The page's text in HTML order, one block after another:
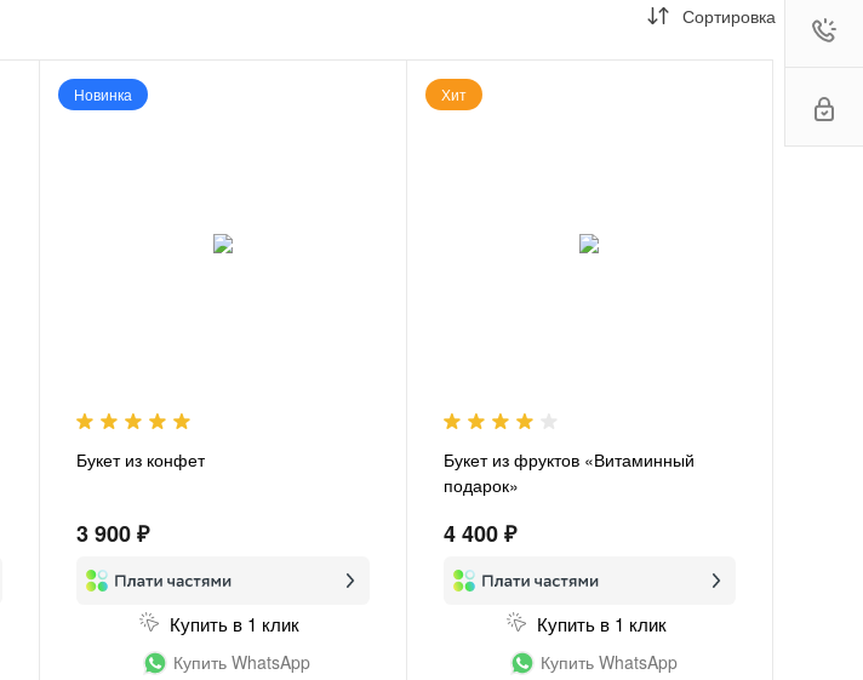
Сортировка
Новинка
Букет из конфет
3 900 ₽
Купить в 1 клик
Купить WhatsApp
Хит
Букет из фруктов «Витаминный
подарок»
4 400 ₽
Купить в 1 клик
Купить WhatsApp